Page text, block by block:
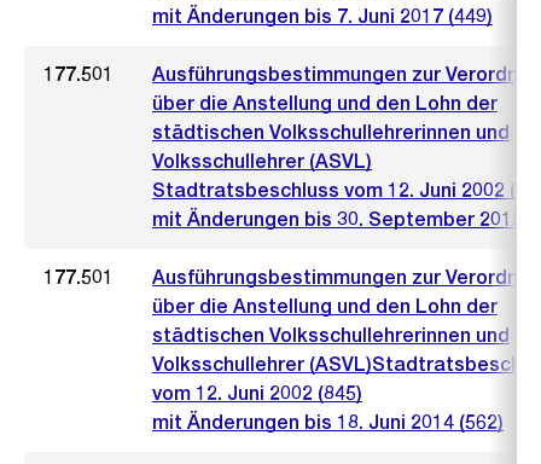
mit Änderungen bis 7. Juni 2017 (449)
177.501
Ausführungsbestimmungen zur
über die Anstellung und den Lohn der
städtischen Volksschullehrerinnen und
Volksschullehrer (ASVL)
Stadtratsbeschluss vom 12. Juni 2002
mit Änderungen bis 30. September 2015
177.501
Ausführungsbestimmungen zur
über die Anstellung und den Lohn der
städtischen Volksschullehrerinnen und
Volksschullehrer
vom 12. Juni 2002 (845)
mit Änderungen bis 18. Juni 2014 (562)